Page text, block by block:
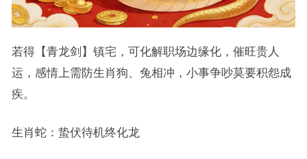
若得【青龙剑】镇宅，可化解职场边缘化，催旺贵人
运，感情上需防生肖狗、兔相冲，小事争吵莫要积怨成
疾。
生肖蛇：蛰伏待机终化龙